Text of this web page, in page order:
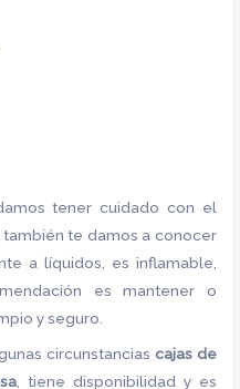
tener cuidado con el
te damos a conocer
a líquidos, es inflamable,
es mantener o
y seguro.
circunstancias cajas de
, tiene disponibilidad y es